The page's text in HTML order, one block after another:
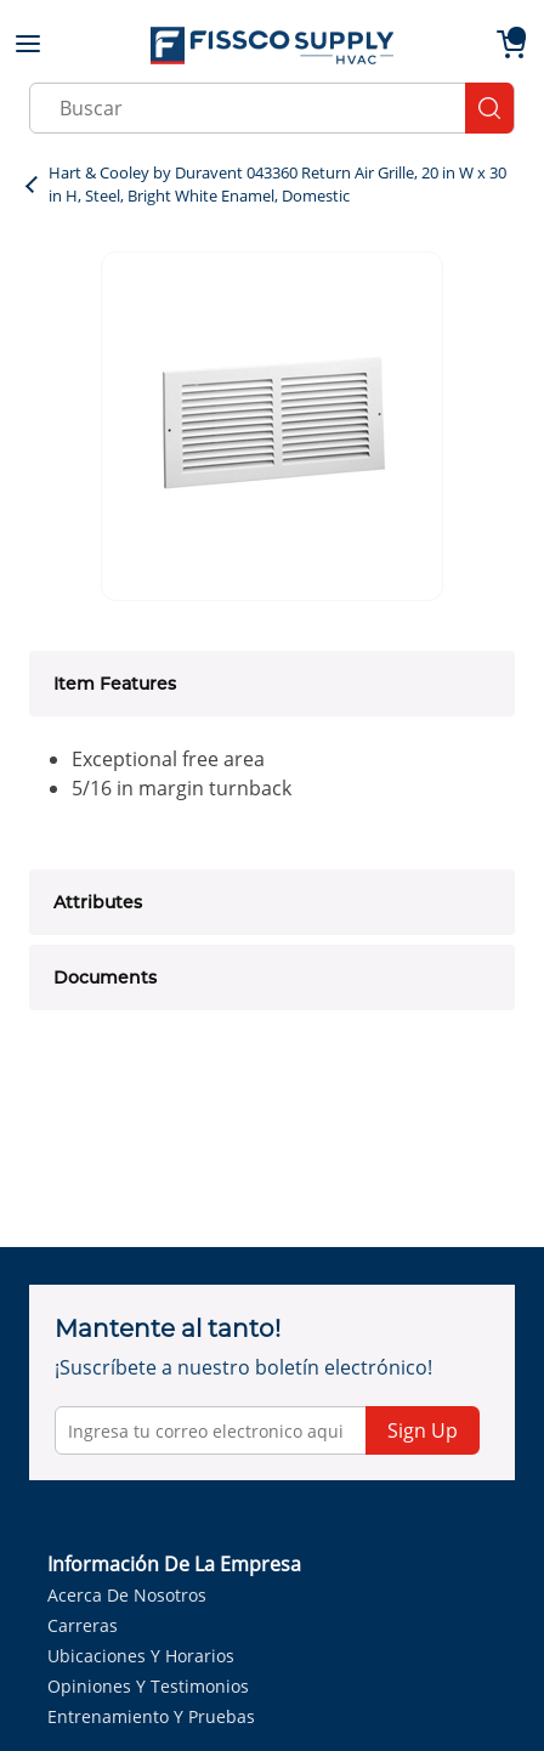
Skip to main content
Site Search
Hart & Cooley by Duravent 043360 Return Air Grille, 20 in W x 30
in H, Steel, Bright White Enamel, Domestic
Item Features
Exceptional free area
5/16 in margin turnback
Attributes
Documents
Mantente al tanto!
¡Suscríbete a nuestro boletín electrónico!
Sign Up
Información De La Empresa
Acerca De Nosotros
Carreras
Ubicaciones Y Horarios
Opiniones Y Testimonios
Entrenamiento Y Pruebas